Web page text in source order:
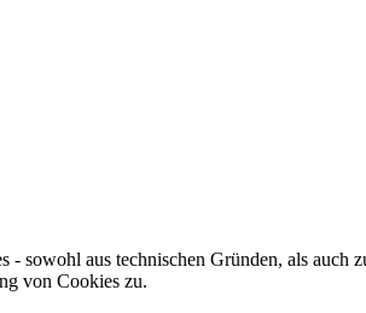
- sowohl aus technischen Gründen, als auch
von Cookies zu.